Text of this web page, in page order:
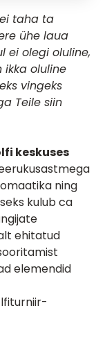
taha ta
ühe laua
ei olegi oluline,
oluline
vingeks
Teile siin
keskuses
ning
kulub ca
ehitatud
elemendid